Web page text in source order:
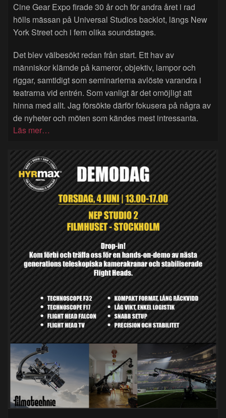
Cine Gear Expo firade 30 år och för andra året i rad
hölls mässan på Universal Studios backlot, längs New
York Street och i fem olika soundstages.
Det blev välbesökt redan från start. Ett hav av
människor klämde på kameror, objektiv, lampor och
riggar, samtidigt som seminarierna avlöste varandra i
teatrarna vid entrén. Som vanligt är det omöjligt att
hinna med allt. Jag försökte därför fokusera på några av
de nyheter och möten som kändes mest intressanta.
Läs mer…